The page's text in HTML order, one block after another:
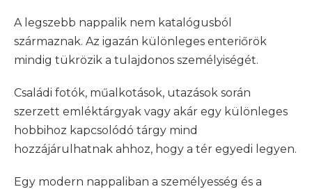
A legszebb nappalik nem katalógusból
származnak. Az igazán különleges enteriőrök
mindig tükrözik a tulajdonos személyiségét.
Családi fotók, műalkotások, utazások során
szerzett emléktárgyak vagy akár egy különleges
hobbihoz kapcsolódó tárgy mind
hozzájárulhatnak ahhoz, hogy a tér egyedi legyen.
Egy modern nappaliban a személyesség és a